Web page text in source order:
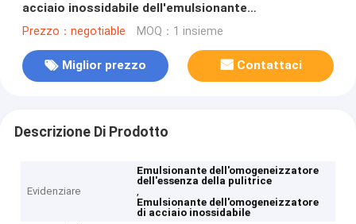
acciaio inossidabile dell'emulsionante
dell'omogeneizzatore dell'essenza della pulitrice
Prezzo：negotiable MOQ：1 insieme
Miglior prezzo Contattaci
Descrizione Di Prodotto
Evidenziare
Emulsionante dell'omogeneizzatore
dell'essenza della pulitrice
,
Emulsionante dell'omogeneizzatore
di acciaio inossidabile